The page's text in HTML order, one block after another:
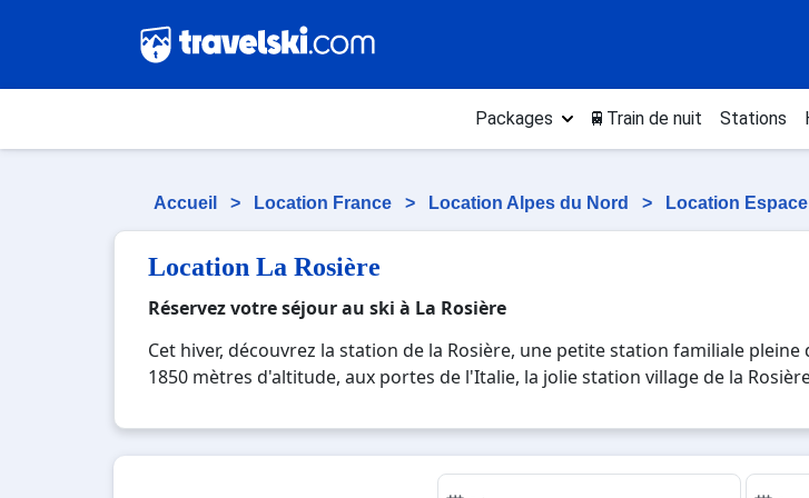
Packages 🚆Train de nuit Stations
Accueil > Location France > Location Alpes du Nord > Location
Location La Rosière
Réservez votre séjour au ski à La Rosière
Cet hiver, découvrez la station de la Rosière, une petite station familiale
1850 mètres d'altitude, aux portes de l'Italie, la jolie station village de la
skiable Franco-Italien est très apprécié des épicuriens et des fans de glisse,
2800m d’altitude. L’espace San Bernardo vous permet de skier en France et
Famille Plus et vous propose de nombreuses activités hivernales (marche
enneigement exceptionnel garantit une neige de grande qualité tout au long